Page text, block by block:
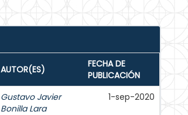
AUTOR(ES)
FECHA DE
PUBLICACIÓN
Gustavo Javier
Bonilla Lara
1-sep-2020